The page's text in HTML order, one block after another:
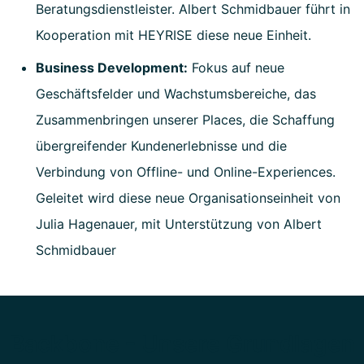
Beratungsdienstleister. Albert Schmidbauer führt in
Kooperation mit HEYRISE diese neue Einheit.
Business Development: Fokus auf neue
Geschäftsfelder und Wachstumsbereiche, das
Zusammenbringen unserer Places, die Schaffung
übergreifender Kundenerlebnisse und die
Verbindung von Offline- und Online-Experiences.
Geleitet wird diese neue Organisationseinheit von
Julia Hagenauer, mit Unterstützung von Albert
Schmidbauer